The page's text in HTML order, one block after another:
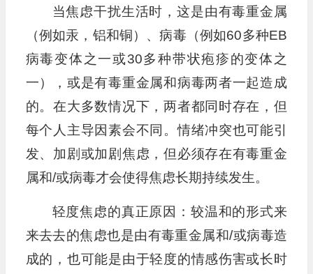
当焦虑干扰生活时，这是由有毒重金属
（例如汞，铝和铜）、病毒（例如60多种EB
病毒变体之一或30多种带状疱疹的变体之
一），或是有毒重金属和病毒两者一起造成
的。在大多数情况下，两者都同时存在，但
每个人主导因素会不同。情绪冲突也可能引
发、加剧或加剧焦虑，但必须存在有毒重金
属和/或病毒才会使得焦虑长期持续发生。
轻度焦虑的真正原因：较温和的形式来
来去去的焦虑也是由有毒重金属和/或病毒造
成的，也可能是由于轻度的情感伤害或长时